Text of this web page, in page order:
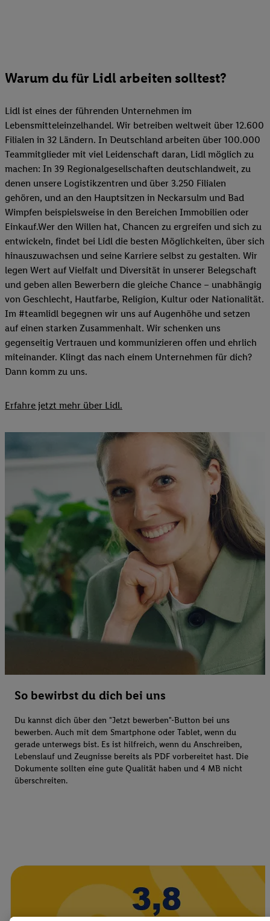
Warum du für Lidl arbeiten solltest?
Lidl ist eines der führenden Unternehmen im
Lebensmitteleinzelhandel. Wir betreiben weltweit über 12.600
Filialen in 32 Ländern. In Deutschland arbeiten über 100.000
Teammitglieder mit viel Leidenschaft daran, Lidl möglich zu
machen: In 39 Regionalgesellschaften deutschlandweit, zu
denen unsere Logistikzentren und über 3.250 Filialen
gehören, und an den Hauptsitzen in Neckarsulm und Bad
Wimpfen beispielsweise in den Bereichen Immobilien oder
Einkauf.Wer den Willen hat, Chancen zu ergreifen und sich zu
entwickeln, findet bei Lidl die besten Möglichkeiten, über sich
hinauszuwachsen und seine Karriere selbst zu gestalten. Wir
legen Wert auf Vielfalt und Diversität in unserer Belegschaft
und geben allen Bewerbern die gleiche Chance – unabhängig
von Geschlecht, Hautfarbe, Religion, Kultur oder Nationalität.
Im #teamlidl begegnen wir uns auf Augenhöhe und setzen
auf einen starken Zusammenhalt. Wir schenken uns
gegenseitig Vertrauen und kommunizieren offen und ehrlich
miteinander. Klingt das nach einem Unternehmen für dich?
Dann komm zu uns.​
Erfahre jetzt mehr über Lidl.
So bewirbst du dich bei uns
Du kannst dich über den "Jetzt bewerben"-Button bei uns
bewerben. Auch mit dem Smartphone oder Tablet, wenn du
gerade unterwegs bist. Es ist hilfreich, wenn du Anschreiben,
Lebenslauf und Zeugnisse bereits als PDF vorbereitet hast. Die
Dokumente sollten eine gute Qualität haben und 4 MB nicht
überschreiten.